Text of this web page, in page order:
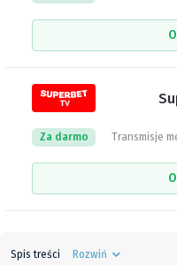
Transmisje
Za darmo
Spis treści Rozwiń